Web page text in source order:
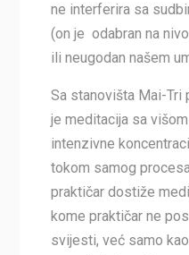
ne interferira sa
(on je odabran na
ili neugodan našem
Sa stanovišta Mai-Tri
je meditacija sa
intenzivne
tokom samog
praktičar dostiže
kome praktičar ne
svijesti, već samo